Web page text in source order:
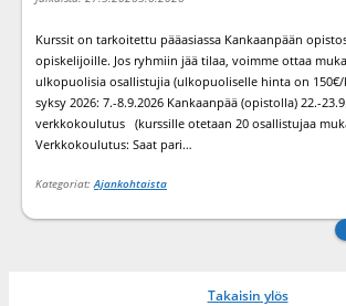
Kurssit on tarkoitettu pääasiassa Kankaanpään
opiskelijoille. Jos ryhmiin jää tilaa, voimme ottaa
ulkopuolisia osallistujia (ulkopuoliselle hinta on 150€/
syksy 2026: 7.-8.9.2026 Kankaanpää (opistolla) 22.-
verkkokoulutus (kurssille otetaan 20 osallistujaa
Verkkokoulutus: Saat pari…
Kategoriat:Ajankohtaista
Takaisin ylös